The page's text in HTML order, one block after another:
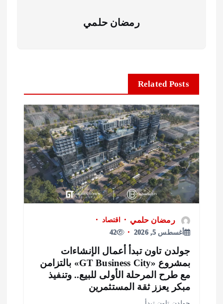
رمضان حلمي
Related Posts
رمضان حلمي
اقتصاد
أغسطس 5, 2026
42
تاون تبدأ أعمال الإنشاءات
بمشروع «GT Business City» بالتزامن
طرح المرحلة الأولى للبيع.. وتنفيذ
يعزز ثقة المستثمرين